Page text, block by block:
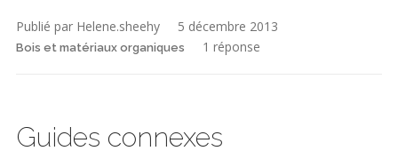
Publié par Helene.sheehy 5 décembre 2013
Bois et matériaux organiques 1 réponse
Guides connexes